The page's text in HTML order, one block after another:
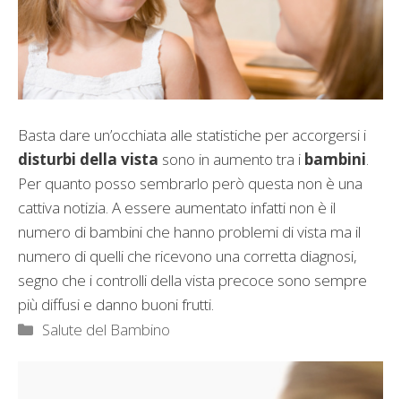
Basta dare un’occhiata alle statistiche per accorgersi i
disturbi della vista sono in aumento tra i bambini
Per quanto posso sembrarlo però questa non è una
cattiva notizia. A essere aumentato infatti non è il
numero di bambini che hanno problemi di vista ma il
numero di quelli che ricevono una corretta diagnosi,
segno che i controlli della vista precoce sono sempre
più diffusi e danno buoni frutti.
Categorie
Salute del Bambino